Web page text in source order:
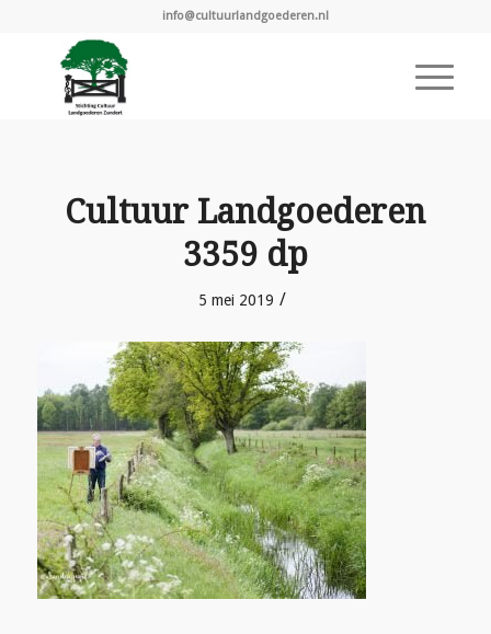
info@cultuurlandgoederen.nl
Cultuur Landgoederen
3359 dp
5 mei 2019 /